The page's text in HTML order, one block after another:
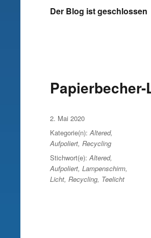
Der Blog ist geschlossen
Papierbecher-
Veröffentlicht
am
2. Mai 2020
Kategorie(n): Altered,
Aufpoliert, Recycling
Stichwort(e): Altered,
Aufpoliert, Lampenschirm,
Licht, Recycling, Teelicht